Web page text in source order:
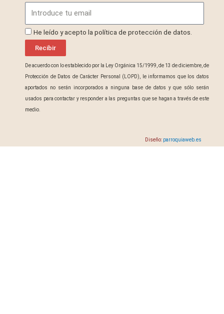
ProteccionDatos
He leído y acepto la política de protección de datos.
Recibir
De acuerdo con lo establecido por la Ley Orgánica 15/1999, de 13 de diciembre, de
Protección de Datos de Carácter Personal (LOPD), le informamos que los datos
aportados no serán incorporados a ninguna base de datos y que sólo serán
usados para contactar y responder a las preguntas que se hagan a través de este
medio.
Diseño: parroquiaweb.es